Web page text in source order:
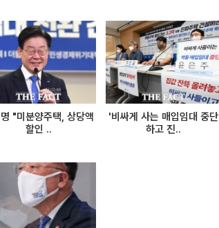
"미분양주택, 상당액
할인 ..
'비싸게 사는 매입임대 중단
하고 진..